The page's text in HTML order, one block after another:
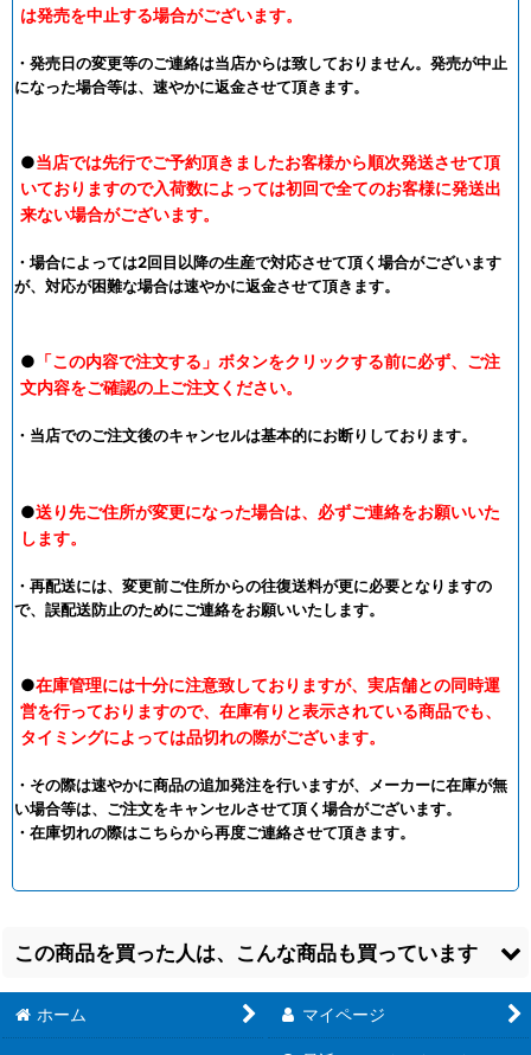
は発売を中止する場合がございます。
・発売日の変更等のご連絡は当店からは致しておりません。発売が中止
になった場合等は、速やかに返金させて頂きます。
●当店では先行でご予約頂きましたお客様から順次発送させて頂
いておりますので入荷数によっては初回で全てのお客様に発送出
来ない場合がございます。
・場合によっては2回目以降の生産で対応させて頂く場合がございます
が、対応が困難な場合は速やかに返金させて頂きます。
● 「この内容で注文する」ボタンをクリックする前に必ず、ご注
文内容をご確認の上ご注文ください。
・当店でのご注文後のキャンセルは基本的にお断りしております。
●送り先ご住所が変更になった場合は、必ずご連絡をお願いいた
します。
・再配送には、変更前ご住所からの往復送料が更に必要となりますの
で、誤配送防止のためにご連絡をお願いいたします。
●在庫管理には十分に注意致しておりますが、実店舗との同時運
営を行っておりますので、在庫有りと表示されている商品でも、
タイミングによっては品切れの際がございます。
・その際は速やかに商品の追加発注を行いますが、メーカーに在庫が無
い場合等は、ご注文をキャンセルさせて頂く場合がございます。
・在庫切れの際はこちらから再度ご連絡させて頂きます。
この商品を買った人は、こんな商品も買っています
ホーム マイページ